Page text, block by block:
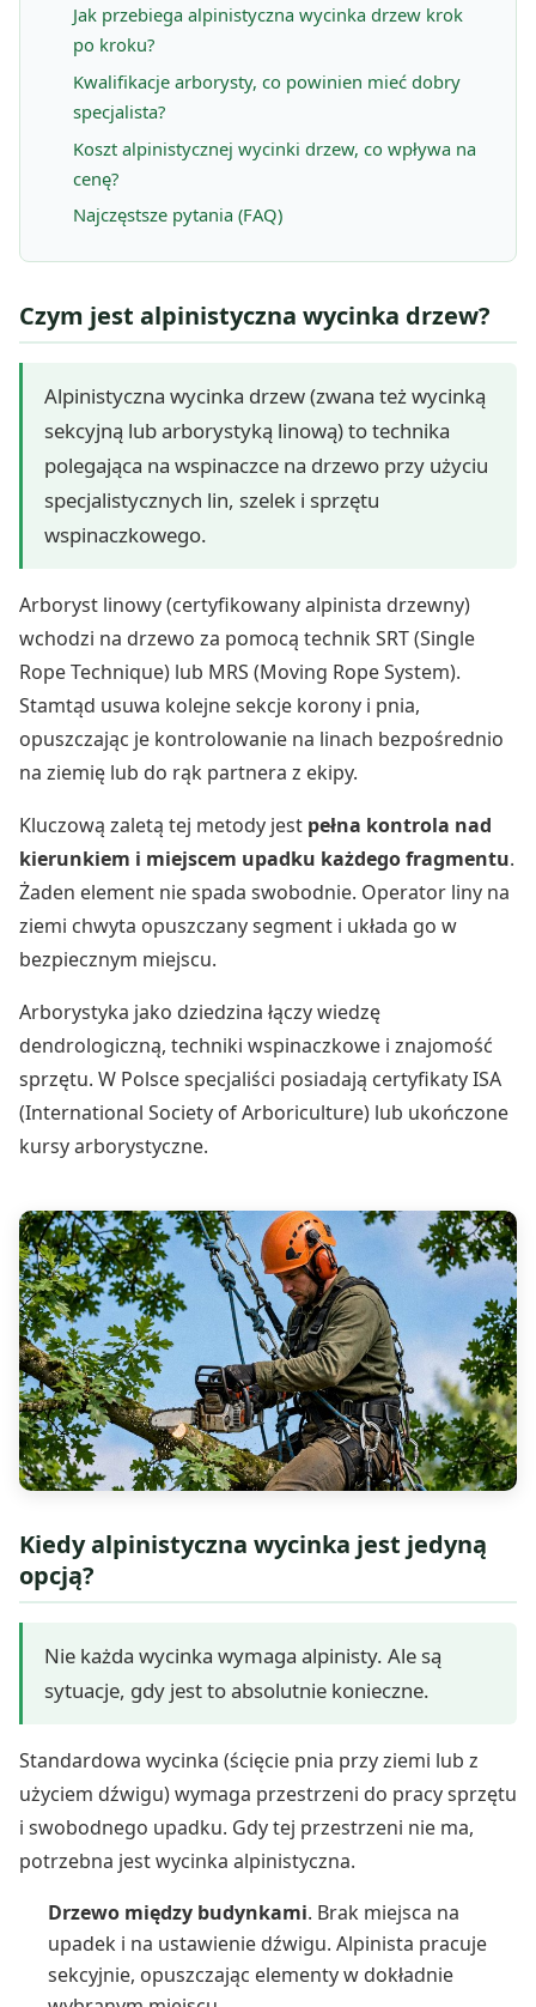
Jak przebiega alpinistyczna wycinka drzew krok
po kroku?
Kwalifikacje arborysty, co powinien mieć dobry
specjalista?
Koszt alpinistycznej wycinki drzew, co wpływa na
cenę?
Najczęstsze pytania (FAQ)
Czym jest alpinistyczna wycinka drzew?
Alpinistyczna wycinka drzew (zwana też wycinką
sekcyjną lub arborystyką linową) to technika
polegająca na wspinaczce na drzewo przy użyciu
specjalistycznych lin, szelek i sprzętu
wspinaczkowego.
Arboryst linowy (certyfikowany alpinista drzewny)
wchodzi na drzewo za pomocą technik SRT (Single
Rope Technique) lub MRS (Moving Rope System).
Stamtąd usuwa kolejne sekcje korony i pnia,
opuszczając je kontrolowanie na linach bezpośrednio
na ziemię lub do rąk partnera z ekipy.
Kluczową zaletą tej metody jest pełna kontrola nad
kierunkiem i miejscem upadku każdego fragmentu.
Żaden element nie spada swobodnie. Operator liny na
ziemi chwyta opuszczany segment i układa go w
bezpiecznym miejscu.
Arborystyka jako dziedzina łączy wiedzę
dendrologiczną, techniki wspinaczkowe i znajomość
sprzętu. W Polsce specjaliści posiadają certyfikaty ISA
(International Society of Arboriculture) lub ukończone
kursy arborystyczne.
Kiedy alpinistyczna wycinka jest jedyną
opcją?
Nie każda wycinka wymaga alpinisty. Ale są
sytuacje, gdy jest to absolutnie konieczne.
Standardowa wycinka (ścięcie pnia przy ziemi lub z
użyciem dźwigu) wymaga przestrzeni do pracy sprzętu
i swobodnego upadku. Gdy tej przestrzeni nie ma,
potrzebna jest wycinka alpinistyczna.
Drzewo między budynkami. Brak miejsca na
upadek i na ustawienie dźwigu. Alpinista pracuje
sekcyjnie, opuszczając elementy w dokładnie